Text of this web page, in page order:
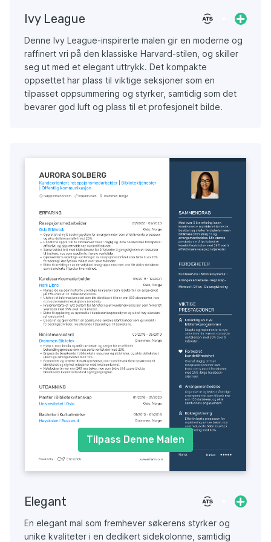
Ivy League
Denne Ivy League-inspirerte malen gir en moderne og
raffinert vri på den klassiske Harvard-stilen, og skiller
seg ut med et elegant uttrykk. Det kompakte
oppsettet har plass til viktige seksjoner som en
tilpasset oppsummering og styrker, samtidig som det
bevarer god luft og plass til et profesjonelt bilde.
Tilpass Denne Malen
Elegant
En elegant mal som fremhever søkerens styrker og
unike kvaliteter i en dedikert sidekolonne, samtidig